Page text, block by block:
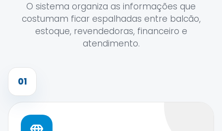
O sistema organiza as informações que
costumam ficar espalhadas entre balcão,
estoque, revendedoras, financeiro e
atendimento.
01